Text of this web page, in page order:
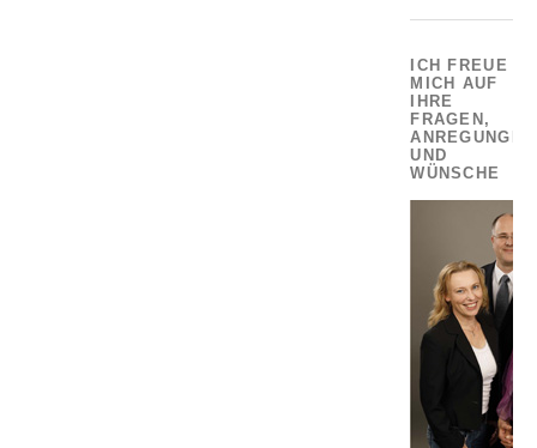
ICH FREUE
MICH AUF
IHRE
FRAGEN,
ANREGUNGEN
UND
WÜNSCHE